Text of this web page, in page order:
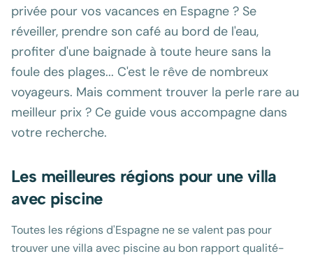
privée pour vos vacances en Espagne ? Se
réveiller, prendre son café au bord de l'eau,
profiter d'une baignade à toute heure sans la
foule des plages... C'est le rêve de nombreux
voyageurs. Mais comment trouver la perle rare au
meilleur prix ? Ce guide vous accompagne dans
votre recherche.
Les meilleures régions pour une villa
avec piscine
Toutes les régions d'Espagne ne se valent pas pour
trouver une villa avec piscine au bon rapport qualité-